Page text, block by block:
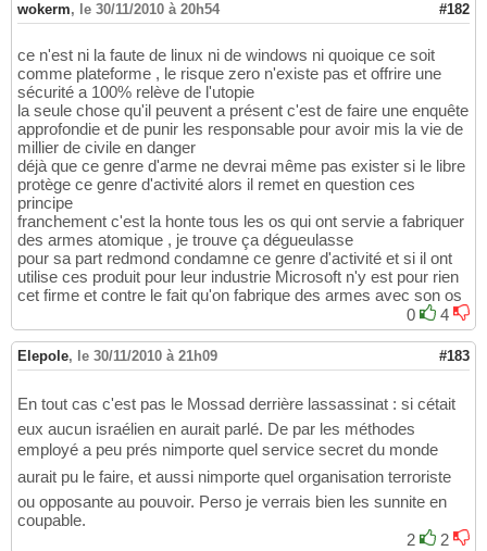
wokerm, le 30/11/2010 à 20h54 #182
ce n'est ni la faute de linux ni de windows ni quoique ce soit
comme plateforme , le risque zero n'existe pas et offrire une
sécurité a 100% relève de l'utopie
la seule chose qu'il peuvent a présent c'est de faire une enquête
approfondie et de punir les responsable pour avoir mis la vie de
millier de civile en danger
déjà que ce genre d'arme ne devrai même pas exister si le libre
protège ce genre d'activité alors il remet en question ces
principe
franchement c'est la honte tous les os qui ont servie a fabriquer
des armes atomique , je trouve ça dégueulasse
pour sa part redmond condamne ce genre d'activité et si il ont
utilise ces produit pour leur industrie Microsoft n'y est pour rien
cet firme et contre le fait qu'on fabrique des armes avec son os
0
4
Elepole, le 30/11/2010 à 21h09 #183
En tout cas c'est pas le Mossad derrière lassassinat : si cétait
eux aucun israélien en aurait parlé. De par les méthodes
employé a peu prés nimporte quel service secret du monde
aurait pu le faire, et aussi nimporte quel organisation terroriste
ou opposante au pouvoir. Perso je verrais bien les sunnite en
coupable.
2
2